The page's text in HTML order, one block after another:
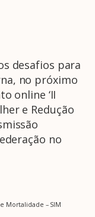
desafios para
no próximo
online ‘II
e Redução
no
Mortalidade – SIM